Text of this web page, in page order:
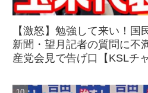
【激怒】勉強して来い！国
新聞・望月記者の質問に
産党会見で告げ口【KSLチ